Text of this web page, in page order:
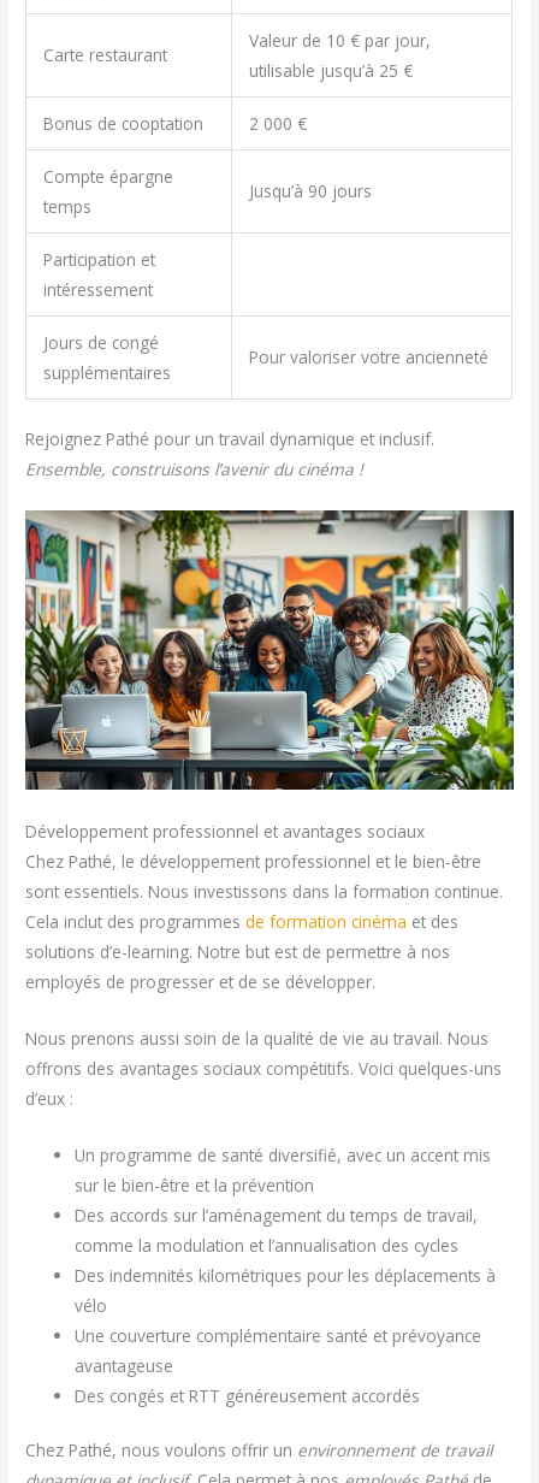
Carte restaurant
Valeur de 10 € par jour,
utilisable jusqu’à 25 €
Bonus de cooptation 2 000 €
Compte épargne
temps
Jusqu’à 90 jours
Participation et
intéressement
Jours de congé
supplémentaires
Pour valoriser votre ancienneté
Rejoignez Pathé pour un travail dynamique et inclusif.
Ensemble, construisons l’avenir du cinéma !
Développement professionnel et avantages sociaux
Chez Pathé, le développement professionnel et le bien-être
sont essentiels. Nous investissons dans la formation continue.
Cela inclut des programmesde formation cinéma et des
solutions d’e-learning. Notre but est de permettre à nos
employés de progresser et de se développer.
Nous prenons aussi soin de la qualité de vie au travail. Nous
offrons des avantages sociaux compétitifs. Voici quelques-uns
d’eux :
Un programme de santé diversifié, avec un accent mis
sur le bien-être et la prévention
Des accords sur l’aménagement du temps de travail,
comme la modulation et l’annualisation des cycles
Des indemnités kilométriques pour les déplacements à
vélo
Une couverture complémentaire santé et prévoyance
avantageuse
Des congés et RTT généreusement accordés
Chez Pathé, nous voulons offrir un environnement de travail